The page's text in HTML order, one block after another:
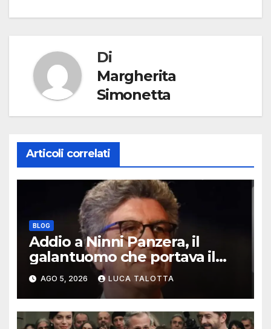
Di
Margherita
Simonetta
Articoli correlati
BLOG
Addio a Ninni Panzera, il
galantuomo che portava il
cinema dove non c’era
AGO 5, 2026 LUCA TALOTTA